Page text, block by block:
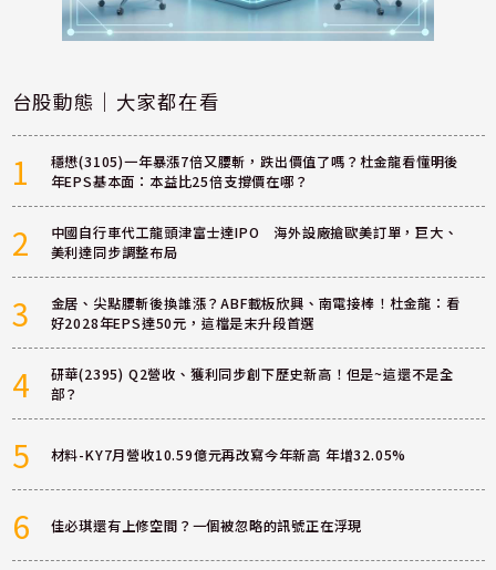
台股動態｜大家都在看
1
穩懋(3105)一年暴漲7倍又腰斬，跌出價值了嗎？杜金龍看懂明後
年EPS基本面：本益比25倍支撐價在哪？
2
中國自行車代工龍頭津富士達IPO 海外設廠搶歐美訂單，巨大、
美利達同步調整布局
3
金居、尖點腰斬後換誰漲？ABF載板欣興、南電接棒！杜金龍：看
好2028年EPS達50元，這檔是末升段首選
4
研華(2395) Q2營收、獲利同步創下歷史新高！但是~這還不是全
部？
5 材料-KY7月營收10.59億元再改寫今年新高 年增32.05%
6 佳必琪還有上修空間？一個被忽略的訊號正在浮現